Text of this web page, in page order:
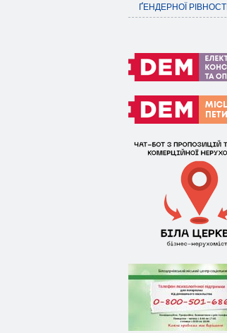
ҐЕНДЕРНОЇ РІВНОСТІ